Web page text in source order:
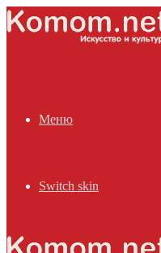
Меню
Switch skin